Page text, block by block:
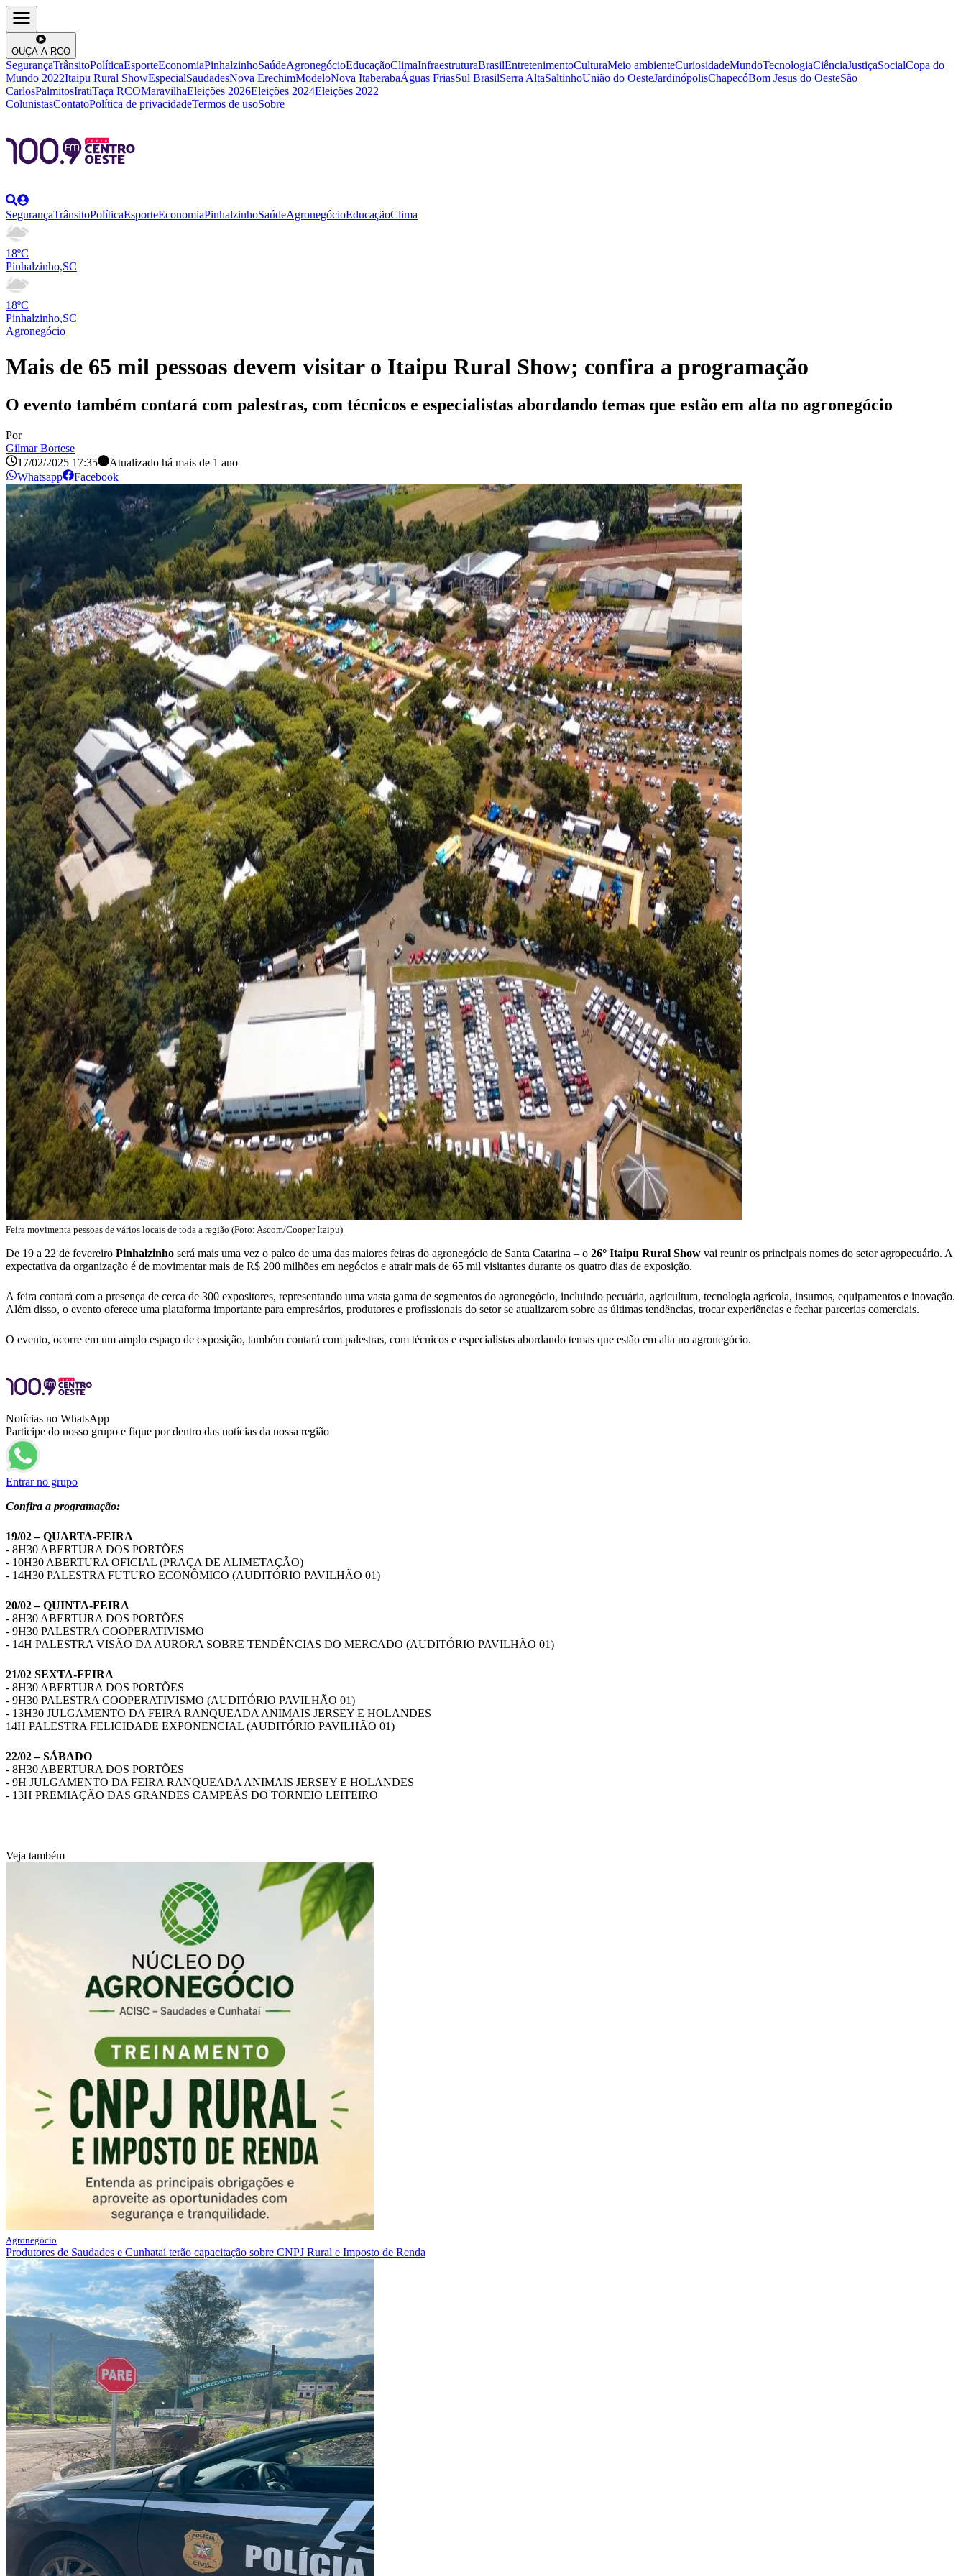
OUÇA A RCO
SegurançaTrânsitoPolíticaEsporteEconomiaPinhalzinhoSaúdeAgronegócioEducaçãoClimaInfraestruturaBrasilEntretenimentoCulturaMeio ambienteCuriosidadeMundoTecnologiaCiênciaJustiçaSocialCopa do
Mundo 2022Itaipu Rural ShowEspecialSaudadesNova ErechimModeloNova ItaberabaÁguas FriasSul BrasilSerra AltaSaltinhoUnião do OesteJardinópolisChapecóBom Jesus do OesteSão
CarlosPalmitosIratiTaça RCOMaravilhaEleições 2026Eleições 2024Eleições 2022
ColunistasContatoPolítica de privacidadeTermos de usoSobre
SegurançaTrânsitoPolíticaEsporteEconomiaPinhalzinhoSaúdeAgronegócioEducaçãoClima
18ºC
Pinhalzinho,SC
18ºC
Pinhalzinho,SC
Agronegócio
Mais de 65 mil pessoas devem visitar o Itaipu Rural Show; confira a programação
O evento também contará com palestras, com técnicos e especialistas abordando temas que estão em alta no agronegócio
Por
Gilmar Bortese
17/02/2025 17:35
Atualizado há mais de 1 ano
Whatsapp
Facebook
Feira movimenta pessoas de vários locais de toda a região (Foto: Ascom/Cooper Itaipu)
De 19 a 22 de fevereiro Pinhalzinho será mais uma vez o palco de uma das maiores feiras do agronegócio de Santa Catarina – o 26° Itaipu Rural Show vai reunir os principais nomes do setor agropecuário. A
expectativa da organização é de movimentar mais de R$ 200 milhões em negócios e atrair mais de 65 mil visitantes durante os quatro dias de exposição.
A feira contará com a presença de cerca de 300 expositores, representando uma vasta gama de segmentos do agronegócio, incluindo pecuária, agricultura, tecnologia agrícola, insumos, equipamentos e inovação.
Além disso, o evento oferece uma plataforma importante para empresários, produtores e profissionais do setor se atualizarem sobre as últimas tendências, trocar experiências e fechar parcerias comerciais.
O evento, ocorre em um amplo espaço de exposição, também contará com palestras, com técnicos e especialistas abordando temas que estão em alta no agronegócio.
Notícias no WhatsApp
Participe do nosso grupo e fique por dentro das notícias da nossa região
Entrar no grupo
Confira a programação:
19/02 – QUARTA-FEIRA
- 8H30 ABERTURA DOS PORTÕES
- 10H30 ABERTURA OFICIAL (PRAÇA DE ALIMETAÇÃO)
- 14H30 PALESTRA FUTURO ECONÔMICO (AUDITÓRIO PAVILHÃO 01)
20/02 – QUINTA-FEIRA
- 8H30 ABERTURA DOS PORTÕES
- 9H30 PALESTRA COOPERATIVISMO
- 14H PALESTRA VISÃO DA AURORA SOBRE TENDÊNCIAS DO MERCADO (AUDITÓRIO PAVILHÃO 01)
21/02 SEXTA-FEIRA
- 8H30 ABERTURA DOS PORTÕES
- 9H30 PALESTRA COOPERATIVISMO (AUDITÓRIO PAVILHÃO 01)
- 13H30 JULGAMENTO DA FEIRA RANQUEADA ANIMAIS JERSEY E HOLANDES
14H PALESTRA FELICIDADE EXPONENCIAL (AUDITÓRIO PAVILHÃO 01)
22/02 – SÁBADO
- 8H30 ABERTURA DOS PORTÕES
- 9H JULGAMENTO DA FEIRA RANQUEADA ANIMAIS JERSEY E HOLANDES
- 13H PREMIAÇÃO DAS GRANDES CAMPEÃS DO TORNEIO LEITEIRO
Veja também
Agronegócio
Produtores de Saudades e Cunhataí terão capacitação sobre CNPJ Rural e Imposto de Renda